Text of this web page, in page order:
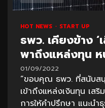
HOT NEWS START UP
ธพว. เคียงข้าง ‘
พาถึงแหล่งทุน ห
01/09/2022
“ขอบคุณ ธพว. ที่สนับสนุ
เข้าถึงแหล่งเงินทุน เส
การให้คำปรึกษา แนะนำ